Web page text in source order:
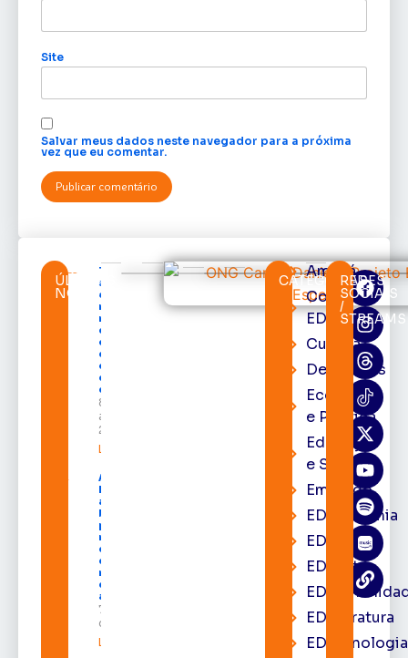
Site
Salvar meus dados neste navegador para a próxima
vez que eu comentar.
ÚLTIMAS
NOTÍCIAS
TRE-AP
suspende
expediente
na sede e
nos
cartórios
eleitorais
de todo o
estado nos
dias 10 e 11
de agosto
8 de
agosto de
2026
Leia mais »
Acácio
Favacho
apresenta
balanço
parcial do
mandato
com mais
de R$ 668
milhões
destinados
ao Amapá
7 de agosto
de 2026
Leia mais »
CATEGORIAS
Amapá
Cortes
EDcast
Cultura
Destaques
Economia
e Política
Educação
e Saúde
Emprego
EDacademia
EDbrasília
EDcast
EDliteratura
EDtecnologia
REDES
SOCIAIS
/
STREAMS